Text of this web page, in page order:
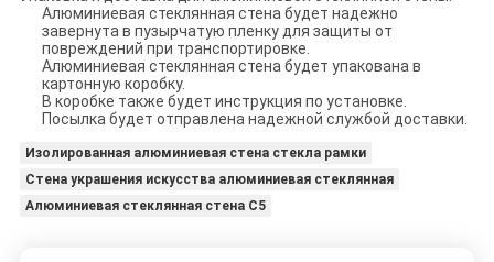
Алюминиевая стеклянная стена будет надежно
завернута в пузырчатую пленку для защиты от
повреждений при транспортировке.
Алюминиевая стеклянная стена будет упакована в
картонную коробку.
В коробке также будет инструкция по установке.
Посылка будет отправлена ​​надежной службой доставки.
Изолированная алюминиевая стена стекла рамки
Стена украшения искусства алюминиевая стеклянная
Алюминиевая стеклянная стена C5